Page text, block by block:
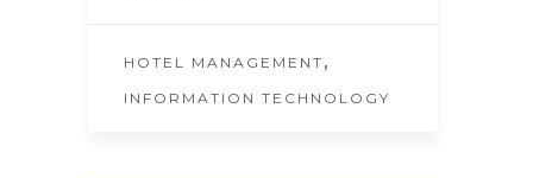
HOTEL MANAGEMENT ,
INFORMATION TECHNOLOGY